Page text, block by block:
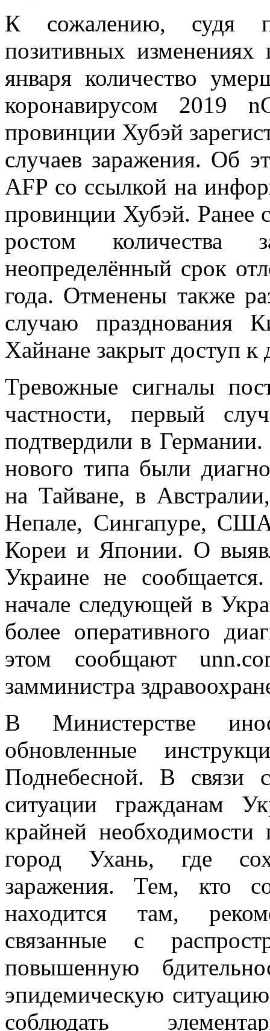
К сожалению, судя
позитивных
января количество
коронавирусом 2019
провинции Хубэй
случаев заражения. Об
AFP со ссылкой на
провинции Хубэй. Ранее
ростом
неопределённый срок
года. Отменены также
случаю празднования
Хайнане закрыт доступ к
Тревожные сигналы
частности, первый
подтвердили в
нового типа были
на Тайване, в
Непале, Сингапуре,
Кореи и Японии. О
Украине не
начале следующей в
более оперативного
этом сообщают
замминистра
В Министерстве
обновленные
Поднебесной. В связи
ситуации гражданам
крайней
город Ухань, где
заражения. Тем, кто
находится там,
связанные с
повышенную
эпидемическую
соблюдать